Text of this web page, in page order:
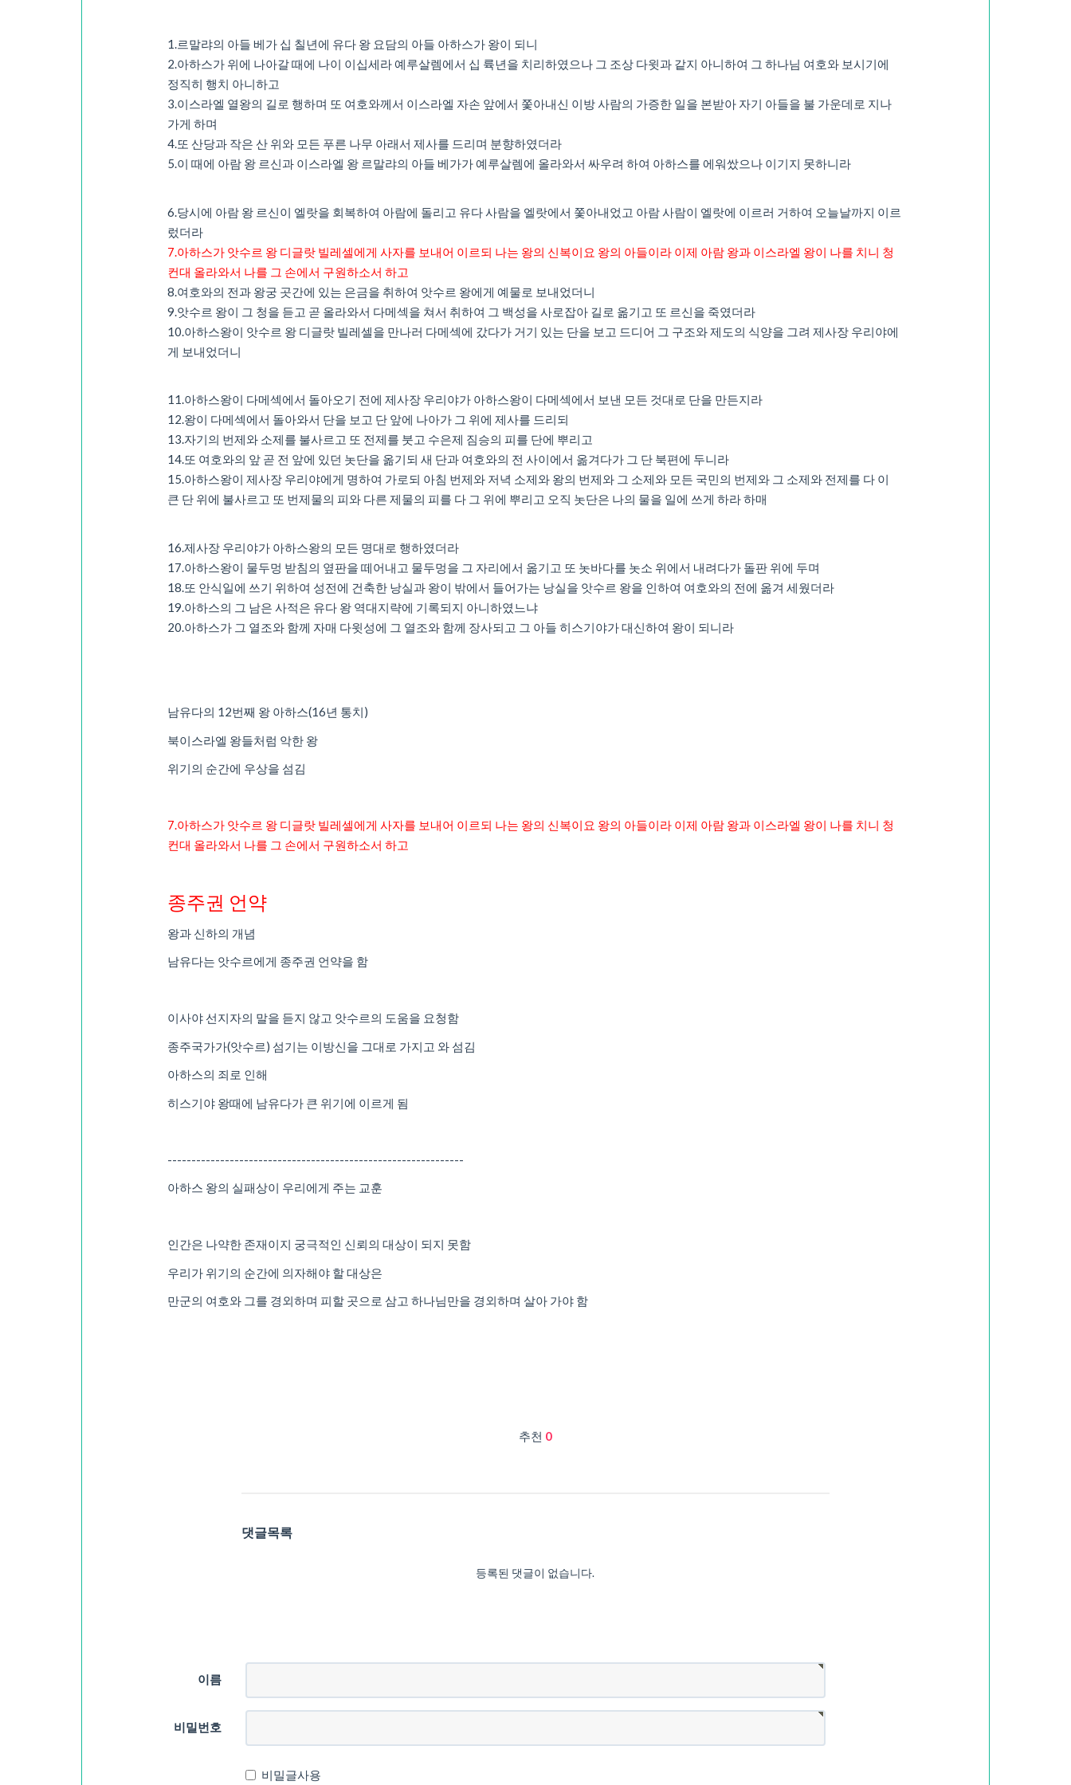
1.르말랴의 아들 베가 십 칠년에 유다 왕 요담의 아들 아하스가 왕이 되니
2.아하스가 위에 나아갈 때에 나이 이십세라 예루살렘에서 십 륙년을 치리하였으나 그 조상 다윗과 같지 아니하여 그 하나님 여호와 보시기에
정직히 행치 아니하고
3.이스라엘 열왕의 길로 행하며 또 여호와께서 이스라엘 자손 앞에서 쫓아내신 이방 사람의 가증한 일을 본받아 자기 아들을 불 가운데로 지나
가게 하며
4.또 산당과 작은 산 위와 모든 푸른 나무 아래서 제사를 드리며 분향하였더라
5.이 때에 아람 왕 르신과 이스라엘 왕 르말랴의 아들 베가가 예루살렘에 올라와서 싸우려 하여 아하스를 에워쌌으나 이기지 못하니라
6.당시에 아람 왕 르신이 엘랏을 회복하여 아람에 돌리고 유다 사람을 엘랏에서 쫓아내었고 아람 사람이 엘랏에 이르러 거하여 오늘날까지 이르
렀더라
7.아하스가 앗수르 왕 디글랏 빌레셀에게 사자를 보내어 이르되 나는 왕의 신복이요 왕의 아들이라 이제 아람 왕과 이스라엘 왕이 나를 치니 청
컨대 올라와서 나를 그 손에서 구원하소서 하고
8.여호와의 전과 왕궁 곳간에 있는 은금을 취하여 앗수르 왕에게 예물로 보내었더니
9.앗수르 왕이 그 청을 듣고 곧 올라와서 다메섹을 쳐서 취하여 그 백성을 사로잡아 길로 옮기고 또 르신을 죽였더라
10.아하스왕이 앗수르 왕 디글랏 빌레셀을 만나러 다메섹에 갔다가 거기 있는 단을 보고 드디어 그 구조와 제도의 식양을 그려 제사장 우리야에
게 보내었더니
11.아하스왕이 다메섹에서 돌아오기 전에 제사장 우리야가 아하스왕이 다메섹에서 보낸 모든 것대로 단을 만든지라
12.왕이 다메섹에서 돌아와서 단을 보고 단 앞에 나아가 그 위에 제사를 드리되
13.자기의 번제와 소제를 불사르고 또 전제를 붓고 수은제 짐승의 피를 단에 뿌리고
14.또 여호와의 앞 곧 전 앞에 있던 놋단을 옮기되 새 단과 여호와의 전 사이에서 옮겨다가 그 단 북편에 두니라
15.아하스왕이 제사장 우리야에게 명하여 가로되 아침 번제와 저녁 소제와 왕의 번제와 그 소제와 모든 국민의 번제와 그 소제와 전제를 다 이
큰 단 위에 불사르고 또 번제물의 피와 다른 제물의 피를 다 그 위에 뿌리고 오직 놋단은 나의 물을 일에 쓰게 하라 하매
16.제사장 우리야가 아하스왕의 모든 명대로 행하였더라
17.아하스왕이 물두멍 받침의 옆판을 떼어내고 물두멍을 그 자리에서 옮기고 또 놋바다를 놋소 위에서 내려다가 돌판 위에 두며
18.또 안식일에 쓰기 위하여 성전에 건축한 낭실과 왕이 밖에서 들어가는 낭실을 앗수르 왕을 인하여 여호와의 전에 옮겨 세웠더라
19.아하스의 그 남은 사적은 유다 왕 역대지략에 기록되지 아니하였느냐
20.아하스가 그 열조와 함께 자매 다윗성에 그 열조와 함께 장사되고 그 아들 히스기야가 대신하여 왕이 되니라
남유다의 12번째 왕 아하스(16년 통치)
북이스라엘 왕들처럼 악한 왕
위기의 순간에 우상을 섬김
7.아하스가 앗수르 왕 디글랏 빌레셀에게 사자를 보내어 이르되 나는 왕의 신복이요 왕의 아들이라 이제 아람 왕과 이스라엘 왕이 나를 치니 청
컨대 올라와서 나를 그 손에서 구원하소서 하고
종주권 언약
왕과 신하의 개념
남유다는 앗수르에게 종주권 언약을 함
이사야 선지자의 말을 듣지 않고 앗수르의 도움을 요청함
종주국가가(앗수르) 섬기는 이방신을 그대로 가지고 와 섬김
아하스의 죄로 인해
히스기야 왕때에 남유다가 큰 위기에 이르게 됨
--------------------------------------------------------------
아하스 왕의 실패상이 우리에게 주는 교훈
인간은 나약한 존재이지 궁극적인 신뢰의 대상이 되지 못함
우리가 위기의 순간에 의자해야 할 대상은
만군의 여호와 그를 경외하며 피할 곳으로 삼고 하나님만을 경외하며 살아 가야 함
추천 0
댓글목록
등록된 댓글이 없습니다.
이름
비밀번호
비밀글사용